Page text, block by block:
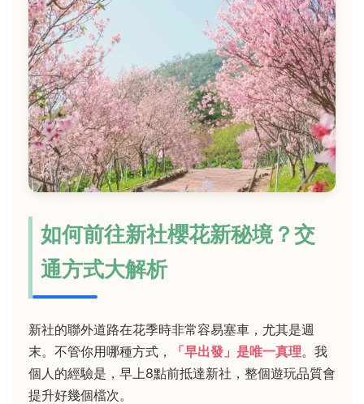
如何前往新社櫻花新秘境？交
通方式大解析
新社的聯外道路在花季時非常容易塞車，尤其是週
末。不管你用哪種方式，
「早出發」是唯一真理。我
個人的經驗是，早上8點前抵達新社，整個遊玩品質會
提升好幾個檔次。